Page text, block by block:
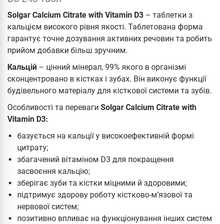
Solgar Calcium Citrate with Vitamin D3 – таблетки з
кальцієм високого рівня якості. Таблетована форма
гарантує точне дозування активних речовин та робить
прийом добавки більш зручним.
Кальцій – цінний мінерал, 99% якого в організмі
сконцентровано в кістках і зубах. Він виконує функції
будівельного матеріалу для кісткової системи та зубів.
Особливості та переваги Solgar Calcium Citrate with
Vitamin D3:
базується на кальції у високоефективній формі
цитрату;
збагачений вітаміном D3 для покращення
засвоєння кальцію;
зберігає зуби та кістки міцними й здоровими;
підтримує здорову роботу кістково-м’язової та
нервової систем;
позитивно впливає на функціонування інших систем